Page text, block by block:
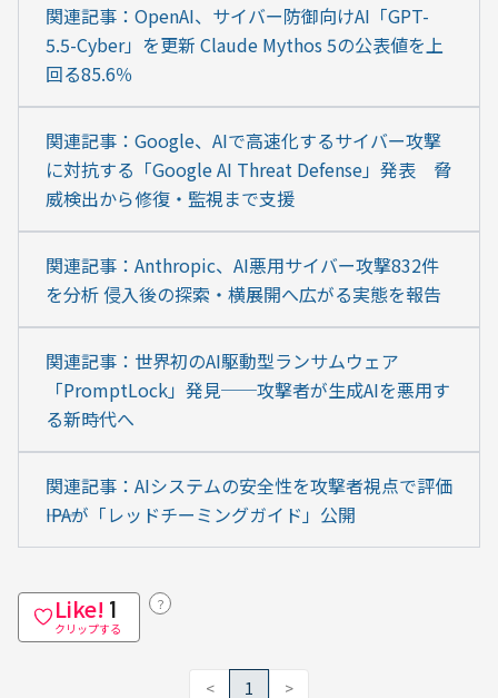
関連記事：OpenAI、サイバー防御向けAI「GPT-
5.5-Cyber」を更新 Claude Mythos 5の公表値を上
回る85.6％
関連記事：Google、AIで高速化するサイバー攻撃
に対抗する「Google AI Threat Defense」発表　脅
威検出から修復・監視まで支援
関連記事：Anthropic、AI悪用サイバー攻撃832件
を分析 侵入後の探索・横展開へ広がる実態を報告
関連記事：世界初のAI駆動型ランサムウェア
「PromptLock」発見──攻撃者が生成AIを悪用す
る新時代へ
関連記事：AIシステムの安全性を攻撃者視点で評価
――IPAが「レッドチーミングガイド」公開
Like! 1
クリップする
？
< 1 >